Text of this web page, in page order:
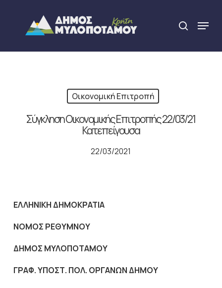
content
search
Menu
Οικονομική Επιτροπή
Σύγκληση Οικονομικής Επιτροπής 22/03/21
Κατεπείγουσα
22/03/2021
ΕΛΛΗΝΙΚΗ ΔΗΜΟΚΡΑΤΙΑ
NOMOΣ ΡΕΘΥΜΝΟΥ
ΔΗΜΟΣ ΜΥΛΟΠΟΤΑΜΟΥ
ΓΡΑΦ. ΥΠΟΣΤ. ΠΟΛ. ΟΡΓΑΝΩΝ ΔΗΜΟΥ
Close